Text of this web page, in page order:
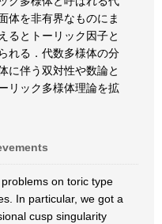
体を非有界なものにま
るとトーリック因子と
れる．代数多様体の分
に伴う双対性や数論と
リック多様体理論を拡
on toric type
In particular, we got a
cusp singularity